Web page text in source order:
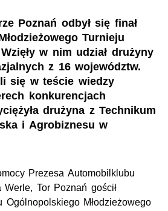
Poznań odbył się finał
Turnieju
w nim udział drużyny
z 16 województw.
się w teście wiedzy
konkurencjach
drużyna z Technikum
i Agrobiznesu w
Prezesa Automobilklubu
Tor Poznań gościł
Ogólnopolskiego Młodzieżowego